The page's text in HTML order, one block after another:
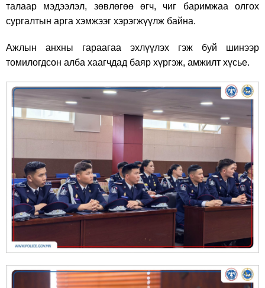
талаар мэдээлэл, зөвлөгөө өгч, чиг баримжаа олгох
сургалтын арга хэмжээг хэрэгжүүлж байна.
Ажлын анхны гараагаа эхлүүлэх гэж буй шинээр
томилогдсон алба хаагчдад баяр хүргэж, амжилт хүсье.